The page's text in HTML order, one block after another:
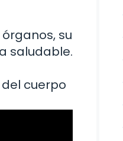
su
saludable.
cuerpo